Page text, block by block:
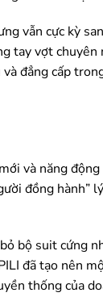
vẫn cực kỳ
tay vợt
đẳng cấp
và năng
đồng hành”
bộ suit cứng
đã tạo nên
thống của